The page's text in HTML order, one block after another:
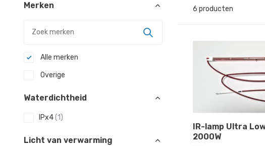
Merken
Alle merken
Overige
Waterdichtheid
IPx4(1)
Licht van verwarming
6 producten
IR-lamp Ultra
2000W